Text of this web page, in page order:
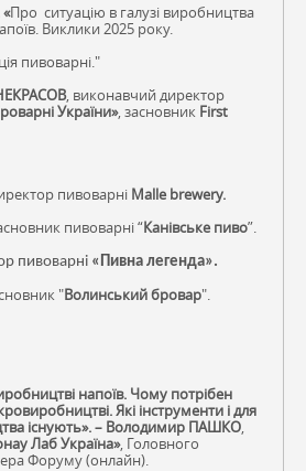
Про ситуацію в галузі виробництва
Виклики 2025 року.
пивоварні."
, виконавчий директор
України», засновник First
пивоварні Malle brewery.
пивоварні “Канівське пиво”.
пивоварні «Пивна легенда».
"Волинський бровар".
напоїв. Чому потрібен
Які інструменти і для
існують». – Володимир ПАШКО,
Лаб Україна», Головного
Форуму (онлайн).